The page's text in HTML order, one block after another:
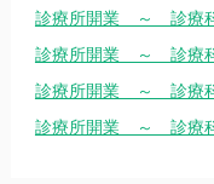
診療所開業 ～ 診療
診療所開業 ～ 診療
診療所開業 ～ 診療
診療所開業 ～ 診療